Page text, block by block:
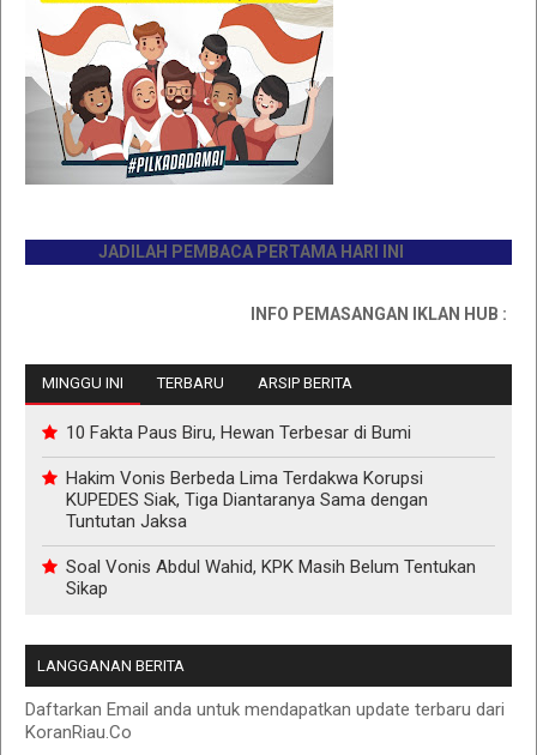
JADILAH PEMBACA PERTAMA HARI INI
INFO PEMASANGAN IKLAN HUB :
MINGGU INI TERBARU ARSIP BERITA
10 Fakta Paus Biru, Hewan Terbesar di Bumi
Hakim Vonis Berbeda Lima Terdakwa Korupsi
KUPEDES Siak, Tiga Diantaranya Sama dengan
Tuntutan Jaksa
Soal Vonis Abdul Wahid, KPK Masih Belum Tentukan
Sikap
LANGGANAN BERITA
Daftarkan Email anda untuk mendapatkan update terbaru dari
KoranRiau.Co